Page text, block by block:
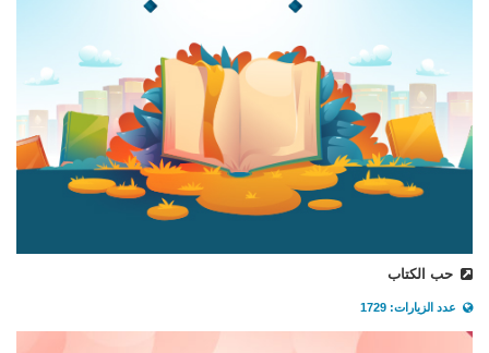
حب الكتاب
عدد الزيارات: 1729